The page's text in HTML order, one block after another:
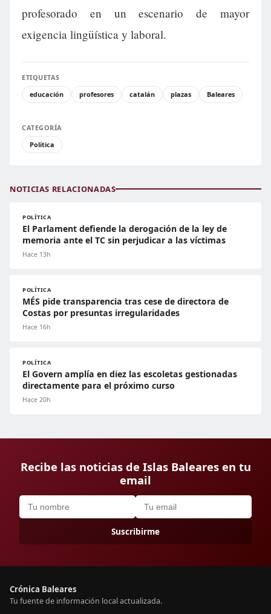
profesorado en un escenario de mayor
exigencia lingüística y laboral.
ETIQUETAS
educación
profesores catalán plazas Baleares
CATEGORÍA
Política
NOTICIAS RELACIONADAS
POLÍTICA
El Parlament defiende la derogación de la ley de
memoria ante el TC sin perjudicar a las víctimas
Hace 13h
POLÍTICA
MÉS pide transparencia tras cese de directora de
Costas por presuntas irregularidades
Hace 16h
POLÍTICA
El Govern amplía en diez las escoletas gestionadas
directamente para el próximo curso
Hace 20h
Recibe las noticias de Islas Baleares en tu
email
Suscribirme
Crónica Baleares
Tu fuente de información local actualizada.